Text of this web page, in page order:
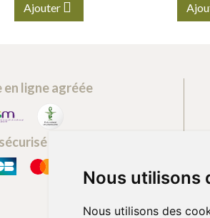
Nous utilisons
Nous utilisons des
Ajouter
en ligne agréée